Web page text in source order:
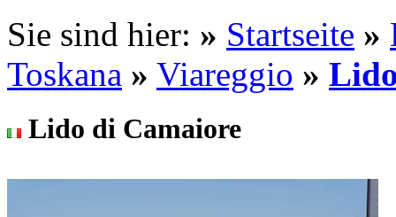
Sie sind hier: » Startseite »
Toskana » Viareggio »
Lido di Camaiore